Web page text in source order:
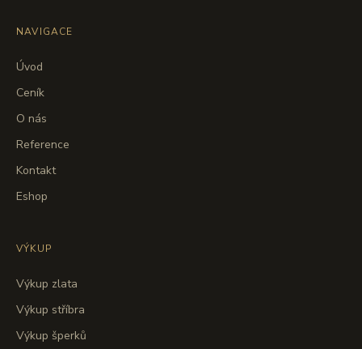
NAVIGACE
Úvod
Ceník
O nás
Reference
Kontakt
Eshop
VÝKUP
Výkup zlata
Výkup stříbra
Výkup šperků